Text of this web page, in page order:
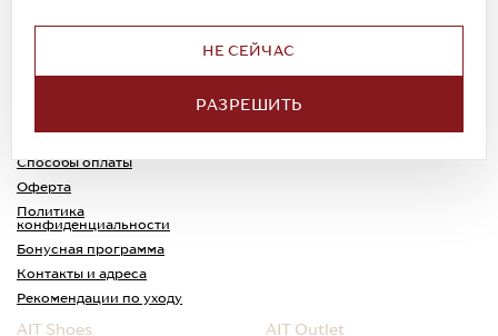
НЕ СЕЙЧАС
РАЗРЕШИТЬ
© 2023. AIT Shoes
Все права защищены
Доставка
Способы оплаты
Оферта
Политика
конфиденциальности
Обмен и возврат
Каспи-Ред
Бонусная программа
Контакты и адреса
Рекомендации по уходу
AIT Shoes AIT Outlet